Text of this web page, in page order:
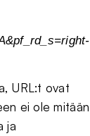
URL:t ovat
ei ole mitään
ja